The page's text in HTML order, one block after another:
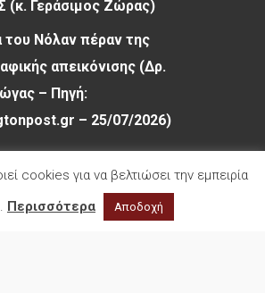
Γεράσιμος Ζώρας)
του Νόλαν πέραν της
απεικόνισης (Δρ.
– Πηγή:
– 25/07/2026)
Σύλλογος Παρνασσός. All
cookies για να βελτιώσει την εμπειρία
Περισσότερα Αποδοχή